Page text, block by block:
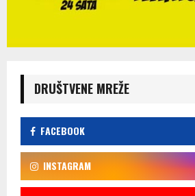
DRUŠTVENE MREŽE
FACEBOOK
INSTAGRAM